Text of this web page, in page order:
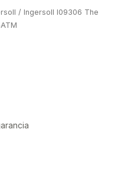
/ Ingersoll I09306 The